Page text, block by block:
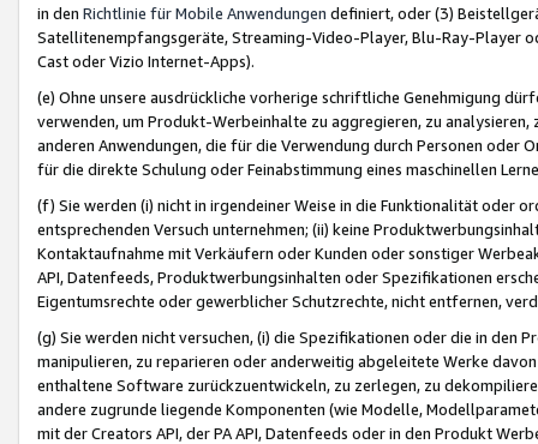
in den Richtlinie für Mobile Anwendungen definiert, oder (3)
Satellitenempfangsgeräte, Streaming-Video-Player, Blu-Ray-Player
Cast oder Vizio Internet-Apps).
(e) Ohne unsere ausdrückliche vorherige schriftliche Genehmigung
verwenden, um Produkt-Werbeinhalte zu aggregieren, zu
anderen Anwendungen, die für die Verwendung durch Personen
für die direkte Schulung oder Feinabstimmung eines maschinellen
(f) Sie werden (i) nicht in irgendeiner Weise in die Funktionalität oder
entsprechenden Versuch unternehmen; (ii) keine
Kontaktaufnahme mit Verkäufern oder Kunden oder sonstiger
API, Datenfeeds, Produktwerbungsinhalten oder Spezifikationen
Eigentumsrechte oder gewerblicher Schutzrechte, nicht entfernen,
(g) Sie werden nicht versuchen, (i) die Spezifikationen oder die in
manipulieren, zu reparieren oder anderweitig abgeleitete Werke
enthaltene Software zurückzuentwickeln, zu zerlegen, zu
andere zugrunde liegende Komponenten (wie Modelle,
mit der Creators API, der PA API, Datenfeeds oder in den Produkt